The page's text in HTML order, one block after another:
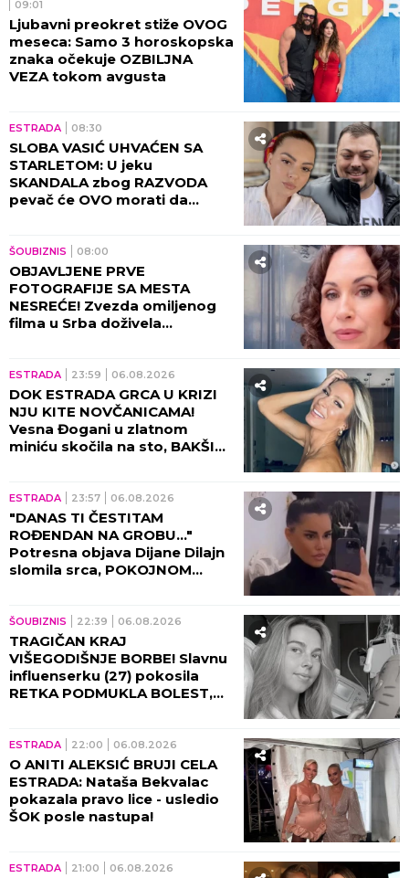
09:01
Ljubavni preokret stiže OVOG
meseca: Samo 3 horoskopska
znaka očekuje OZBILJNA
VEZA tokom avgusta
ESTRADA 08:30
SLOBA VASIĆ UHVAĆEN SA
STARLETOM: U jeku
SKANDALA zbog RAZVODA
pevač će OVO morati da
ŠOUBIZNIS 08:00
OBJAVLJENE PRVE
FOTOGRAFIJE SA MESTA
NESREĆE! Zvezda omiljenog
filma u Srba doživela
ESTRADA 23:59 06.08.2026
DOK ESTRADA GRCA U KRIZI
NJU KITE NOVČANICAMA!
Vesna Đogani u zlatnom
miniću skočila na sto, BAKŠIŠ
ESTRADA 23:57 06.08.2026
"DANAS TI ČESTITAM
ROĐENDAN NA GROBU..."
Potresna objava Dijane Dilajn
slomila srca, POKOJNOM
ŠOUBIZNIS 22:39 06.08.2026
TRAGIČAN KRAJ
VIŠEGODIŠNJE BORBE! Slavnu
influenserku (27) pokosila
RETKA PODMUKLA BOLEST,
ESTRADA 22:00 06.08.2026
O ANITI ALEKSIĆ BRUJI CELA
ESTRADA: Nataša Bekvalac
pokazala pravo lice - usledio
ŠOK posle nastupa!
ESTRADA 21:00 06.08.2026